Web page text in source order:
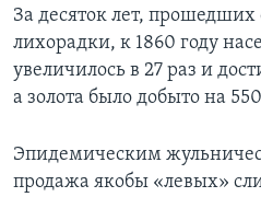
За десяток лет, прошедших
лихорадки, к 1860 году
увеличилось в 27 раз и
а золота было добыто на
Эпидемическим
продажа якобы «левых»